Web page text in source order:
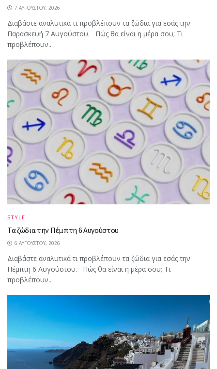
7 ΑΥΓΟΎΣΤΟΥ, 2026
Διαβάστε αναλυτικά τι προβλέπουν τα ζώδια για εσάς την
Παρασκευή 7 Αυγούστου. Πώς θα είναι η μέρα σου; Τι
προβλέπουν...
STYLE
Τα ζώδια την Πέμπτη 6 Αυγούστου
6 ΑΥΓΟΎΣΤΟΥ, 2026
Διαβάστε αναλυτικά τι προβλέπουν τα ζώδια για εσάς την
Πέμπτη 6 Αυγούστου. Πώς θα είναι η μέρα σου; Τι
προβλέπουν...